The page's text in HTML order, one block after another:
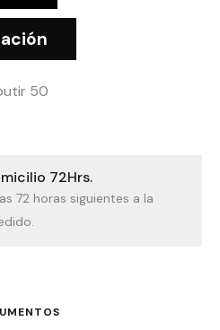
50
72Hrs.
72 horas siguientes a la